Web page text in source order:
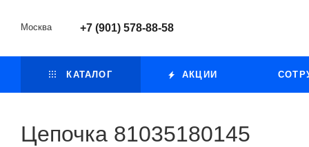
Москва +7 (901) 578-88-58
КАТАЛОГ АКЦИИ
Цепочка 81035180145